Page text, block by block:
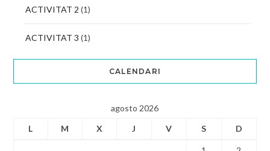
ACTIVITAT 2 (1)
ACTIVITAT 3 (1)
CALENDARI
agosto 2026
L
M X J V S D